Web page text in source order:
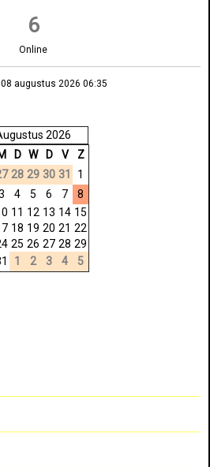
6
Online
augustus 2026 06:35
2026
D W D V
Z
28 29 30 31
1
4 5 6 7
8
11 12 13 14 15
18 19 20 21 22
25 26 27 28 29
1 2 3 4 5